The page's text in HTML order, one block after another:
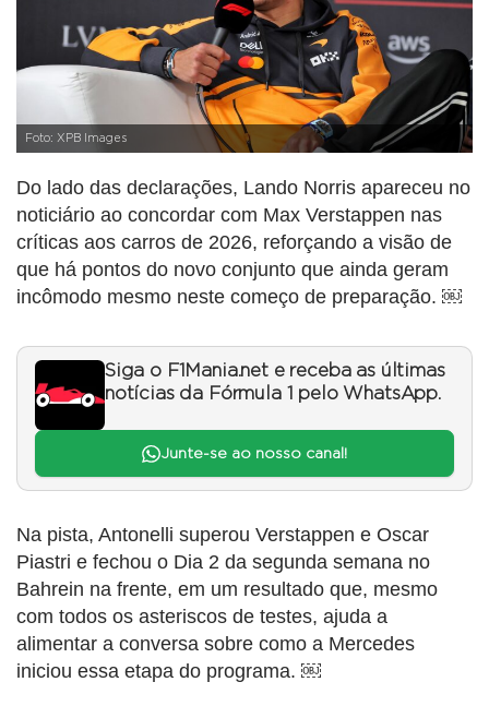
Foto: XPB Images
Do lado das declarações, Lando Norris apareceu no
noticiário ao concordar com Max Verstappen nas
críticas aos carros de 2026, reforçando a visão de
que há pontos do novo conjunto que ainda geram
incômodo mesmo neste começo de preparação. ￼
Siga o F1Mania.net e receba as últimas
notícias da Fórmula 1 pelo WhatsApp.
Junte-se ao nosso canal!
Na pista, Antonelli superou Verstappen e Oscar
Piastri e fechou o Dia 2 da segunda semana no
Bahrein na frente, em um resultado que, mesmo
com todos os asteriscos de testes, ajuda a
alimentar a conversa sobre como a Mercedes
iniciou essa etapa do programa. ￼